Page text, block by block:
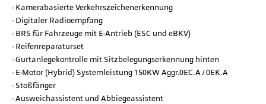
Kamerabasierte Verkehrszeichenerkennung
Digitaler Radioempfang
BRS für Fahrzeuge mit E-Antrieb (ESC und eBKV)
Reifenreparaturset
Gurtanlegekontrolle mit Sitzbelegungserkennung hinten
E-Motor (Hybrid) Systemleistung 150KW Aggr.0EC.A / 0EK.A
Stoßfänger
Ausweichassistent und Abbiegeassistent